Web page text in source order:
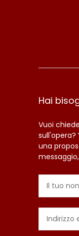
Hai
Vuoi
sull'opera?
una